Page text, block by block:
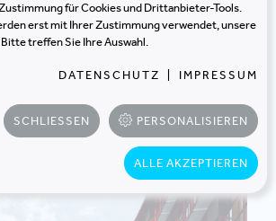
für Cookies und Drittanbieter-Tools.
erst mit Ihrer Zustimmung verwendet, unsere
treffen Sie Ihre Auswahl.
DATENSCHUTZ IMPRESSUM
SCHLIESSEN PERSONALISIEREN
ALLE AKZEPTIEREN